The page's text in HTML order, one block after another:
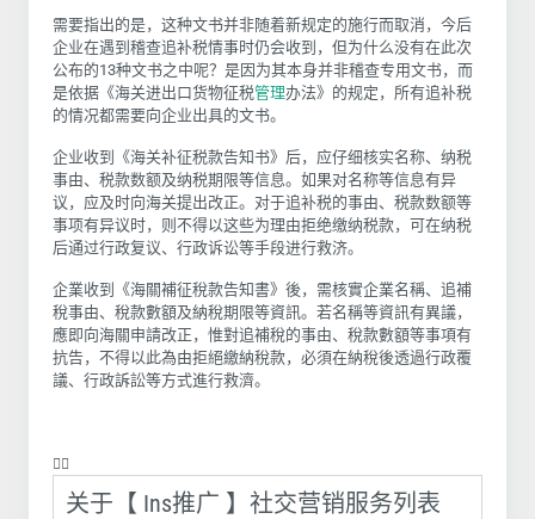
需要指出的是，这种文书并非随着新规定的施行而取消，今后
企业在遇到稽查追补税情事时仍会收到，但为什么没有在此次
公布的13种文书之中呢？是因为其本身并非稽查专用文书，而
是依据《海关进出口货物征税管理办法》的规定，所有追补税
的情况都需要向企业出具的文书。
企业收到《海关补征税款告知书》后，应仔细核实名称、纳税
事由、税款数额及纳税期限等信息。如果对名称等信息有异
议，应及时向海关提出改正。对于追补税的事由、税款数额等
事项有异议时，则不得以这些为理由拒绝缴纳税款，可在纳税
后通过行政复议、行政诉讼等手段进行救济。
企業收到《海關補征稅款告知書》後，需核實企業名稱、追補
稅事由、稅款數額及納稅期限等資訊。若名稱等資訊有異議，
應即向海關申請改正，惟對追補稅的事由、稅款數額等事項有
抗告，不得以此為由拒絕繳納稅款，必須在納稅後透過行政覆
議、行政訴訟等方式進行救濟。
❤️‍🔥
关于【 Ins推广 】社交营销服务列表